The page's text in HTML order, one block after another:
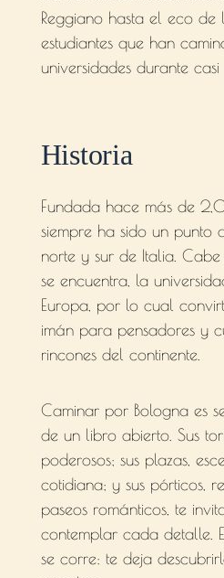
Reggiano hasta el eco de
estudiantes que han
universidades durante casi
Historia
Fundada hace más de
siempre ha sido un punto
norte y sur de Italia.
se encuentra, la
Europa, por lo cual
imán para pensadores y
rincones del continente.
Caminar por Bologna es
de un libro abierto. Sus
poderosos; sus plazas,
cotidiana; y sus pórticos,
paseos románticos, te
contemplar cada detalle.
se corre: te deja